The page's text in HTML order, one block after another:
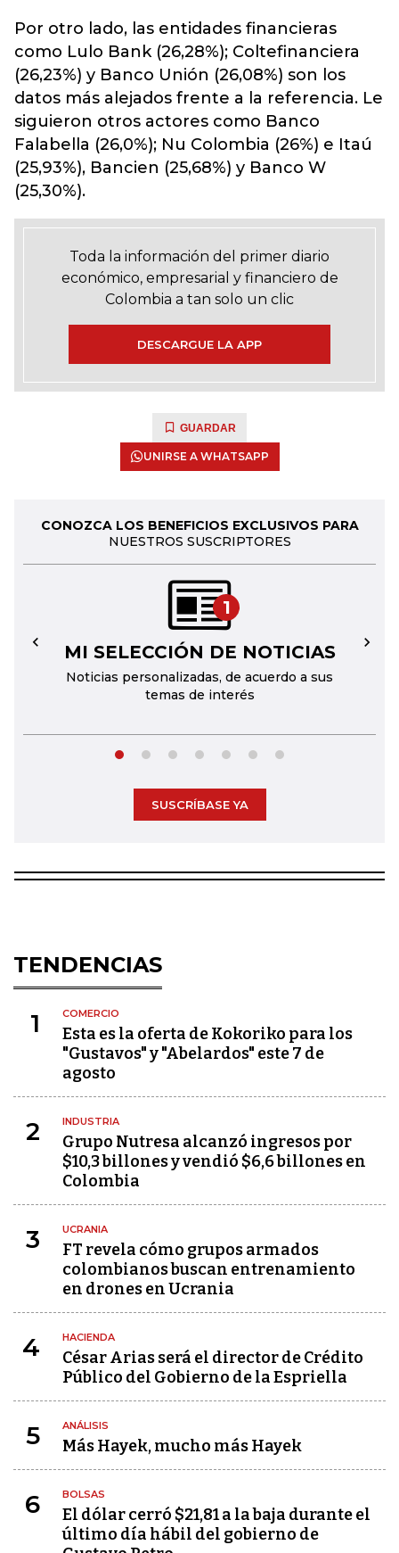
Por otro lado, las entidades financieras
como Lulo Bank (26,28%); Coltefinanciera
(26,23%) y Banco Unión (26,08%) son los
datos más alejados frente a la referencia. Le
siguieron otros actores como Banco
Falabella (26,0%); Nu Colombia (26%) e Itaú
(25,93%), Bancien (25,68%) y Banco W
(25,30%).
Toda la información del primer diario
económico, empresarial y financiero de
Colombia a tan solo un clic
DESCARGUE LA APP
GUARDAR
UNIRSE A WHATSAPP
CONOZCA LOS BENEFICIOS EXCLUSIVOS PARA
NUESTROS SUSCRIPTORES
1
MI SELECCIÓN DE NOTICIAS
Noticias personalizadas, de acuerdo a sus
temas de interés
← →
SUSCRÍBASE YA
TENDENCIAS
1 COMERCIO
Esta es la oferta de Kokoriko para los
"Gustavos" y "Abelardos" este 7 de
agosto
2 INDUSTRIA
Grupo Nutresa alcanzó ingresos por
$10,3 billones y vendió $6,6 billones en
Colombia
3 UCRANIA
FT revela cómo grupos armados
colombianos buscan entrenamiento
en drones en Ucrania
4 HACIENDA
César Arias será el director de Crédito
Público del Gobierno de la Espriella
5 ANÁLISIS
Más Hayek, mucho más Hayek
6 BOLSAS
El dólar cerró $21,81 a la baja durante el
último día hábil del gobierno de